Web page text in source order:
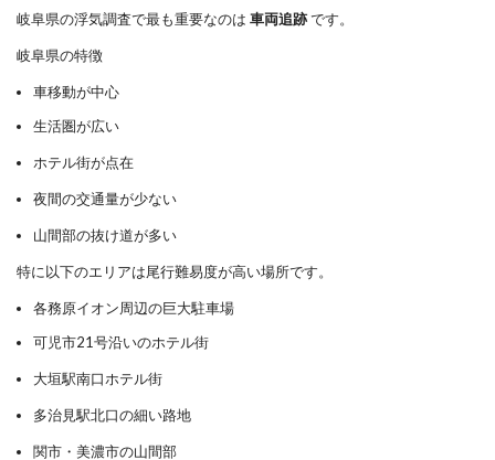
岐阜県の浮気調査で最も重要なのは 車両追跡です。
岐阜県の特徴
車移動が中心
生活圏が広い
ホテル街が点在
夜間の交通量が少ない
山間部の抜け道が多い
特に以下のエリアは尾行難易度が高い場所です。
各務原イオン周辺の巨大駐車場
可児市21号沿いのホテル街
大垣駅南口ホテル街
多治見駅北口の細い路地
関市・美濃市の山間部